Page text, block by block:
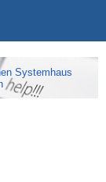
Systemhaus